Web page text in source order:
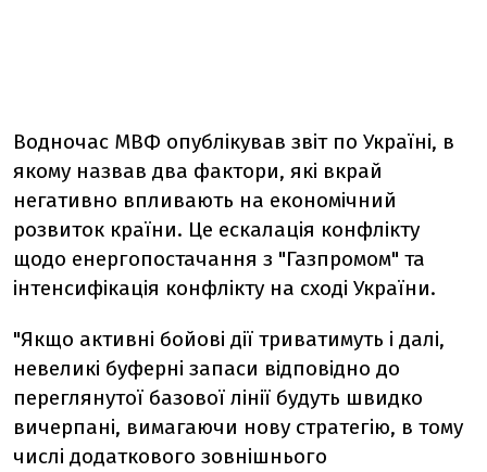
Водночас МВФ опублікував звіт по Україні, в
якому назвав два фактори, які вкрай
негативно впливають на економічний
розвиток країни. Це ескалація конфлікту
щодо енергопостачання з "Газпромом" та
інтенсифікація конфлікту на сході України.
"Якщо активні бойові дії триватимуть і далі,
невеликі буферні запаси відповідно до
переглянутої базової лінії будуть швидко
вичерпані, вимагаючи нову стратегію, в тому
числі додаткового зовнішнього